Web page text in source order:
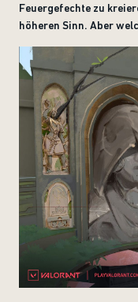
Feuergefechte zu
höheren Sinn. Aber